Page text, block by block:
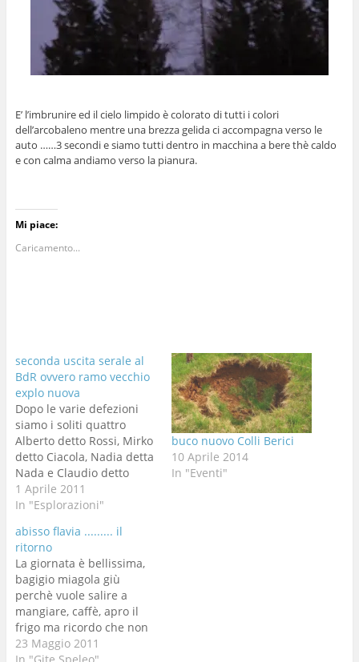
E’ l’imbrunire ed il cielo limpido è colorato di tutti i colori
dell’arcobaleno mentre una brezza gelida ci accompagna verso le
auto ……3 secondi e siamo tutti dentro in macchina a bere thè caldo
e con calma andiamo verso la pianura.
Mi piace:
Caricamento...
seconda uscita serale al
BdR ovvero ramo vecchio
explo nuova
Dopo le varie defezioni
siamo i soliti quattro
Alberto detto Rossi, Mirko
detto Ciacola, Nadia detta
Nada e Claudio detto
Napo davanti al bar Rana
a cambiarci. Entriamo
Trevisiol guardo per terra
all'ingresso e trovo solo
una penna di un Corvo
che lascio li per il ritorno,
c'è…
1 Aprile 2011
In "Esplorazioni"
buco nuovo Colli Berici
10 Aprile 2014
In "Eventi"
abisso flavia ......... il
ritorno
La giornata è bellissima,
bagigio miagola giù
perchè vuole salire a
mangiare, caffè, apro il
frigo ma ricordo che non
c'è niente da portar via,
23 Maggio 2011